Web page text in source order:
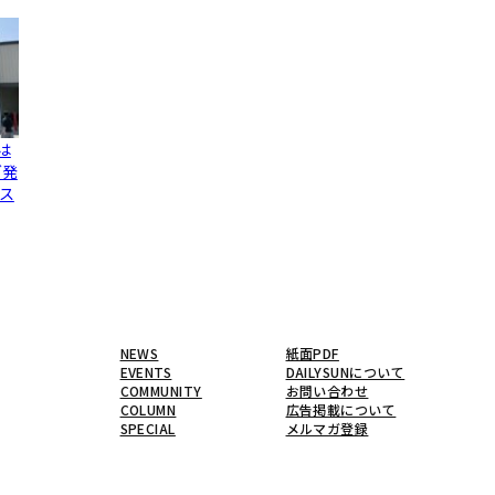
NEWS
EVENTS
COMMUNITY
COLUMN
SPECIAL
紙面PDF
DAILYSUNについて
お問い合わせ
広告掲載について
メルマガ登録